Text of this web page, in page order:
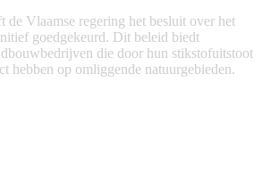
de Vlaamse regering het besluit over het
goedgekeurd. Dit beleid biedt
die door hun stikstofuitstoot
hebben op omliggende natuurgebieden.